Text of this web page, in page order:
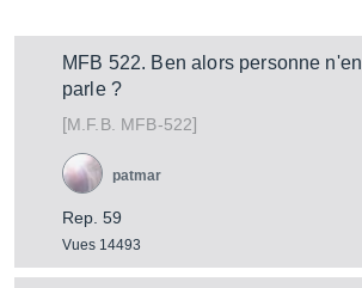
MFB 522. Ben alors personne n'en
parle ?
[M.F.B. MFB-522]
Rep. 59
Vues 14493
patmar